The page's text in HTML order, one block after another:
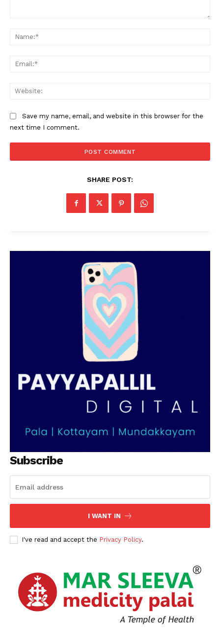
Contact us
My account
Save my name, email, and website in this browser for the
next time I comment.
SHARE POST:
Subscribe
I WANT IN
I've read and accept the Privacy Policy.